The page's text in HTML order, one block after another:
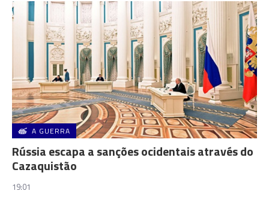
A GUERRA
Rússia escapa a sanções ocidentais através do
Cazaquistão
19:01